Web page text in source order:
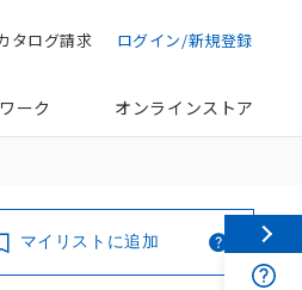
ログイン/新規登録
タログ請求
ーク オンラインストア
マイリストに追加